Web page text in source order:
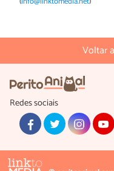
Voltar
Redes sociais